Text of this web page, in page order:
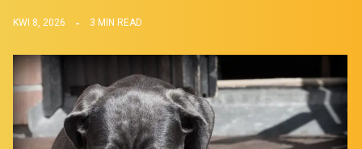
KWI 8, 2026 3 MIN READ